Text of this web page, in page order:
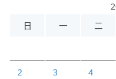
日
一 二
2 3 4